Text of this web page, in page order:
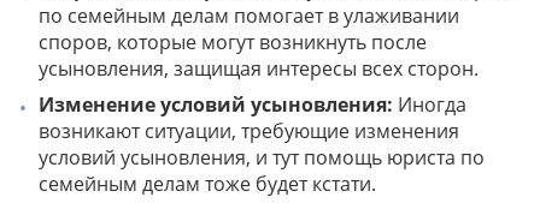
по семейным делам помогает в улаживании
споров, которые могут возникнуть после
усыновления, защищая интересы всех сторон.
Изменение условий усыновления: Иногда
возникают ситуации, требующие изменения
условий усыновления, и тут помощь юриста по
семейным делам тоже будет кстати.